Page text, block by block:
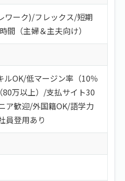
ワーク)/フレックス/短期
間（主婦＆主夫向け）
ルOK/低マージン率（10％
万以上） /支払サイト30
ア歓迎/外国籍OK/語学力
員登用あり